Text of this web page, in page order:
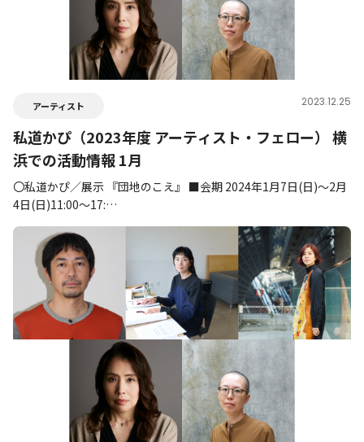
アーティスト 2023.12.25
私道かぴ（2023年度 アーティスト・フェロー） 横
浜での活動情報 1月
〇私道かぴ／展示 『団地のこえ』 ■会期 2024年1月7日(日)～2月
4日(日)11:00～17:…